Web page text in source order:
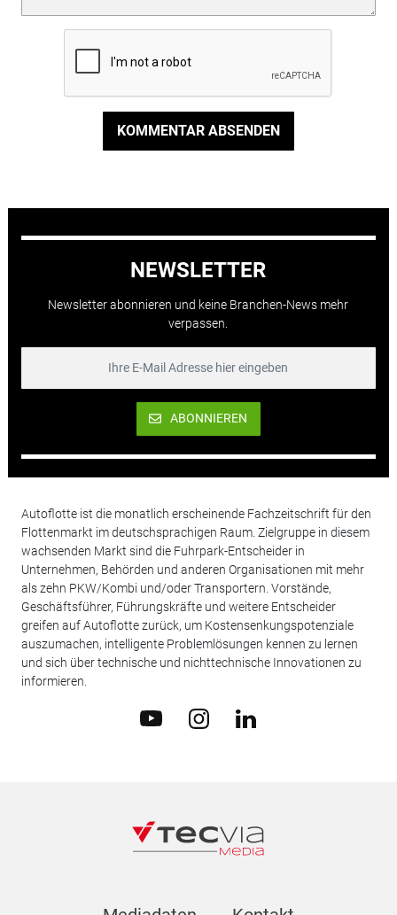
KOMMENTAR ABSENDEN
NEWSLETTER
Newsletter abonnieren und keine Branchen-News mehr
verpassen.
ABONNIEREN
Autoflotte ist die monatlich erscheinende Fachzeitschrift für den
Flottenmarkt im deutschsprachigen Raum. Zielgruppe in diesem
wachsenden Markt sind die Fuhrpark-Entscheider in
Unternehmen, Behörden und anderen Organisationen mit mehr
als zehn PKW/Kombi und/oder Transportern. Vorstände,
Geschäftsführer, Führungskräfte und weitere Entscheider
greifen auf Autoflotte zurück, um Kostensenkungspotenziale
auszumachen, intelligente Problemlösungen kennen zu lernen
und sich über technische und nichttechnische Innovationen zu
informieren.